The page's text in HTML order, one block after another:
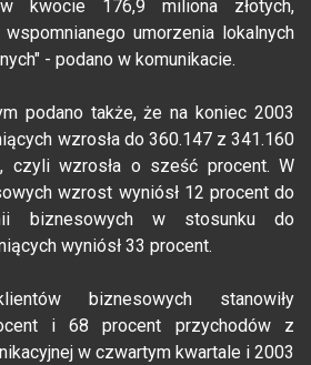
kwocie 176,9 miliona złotych,
umorzenia lokalnych
- podano w komunikacie.
podano także, że na koniec 2003
wzrosła do 360.147 z 341.160
czyli wzrosła o sześć procent. W
wzrost wyniósł 12 procent do
biznesowych w stosunku do
wyniósł 33 procent.
biznesowych stanowiły
i 68 procent przychodów z
w czwartym kwartale i 2003